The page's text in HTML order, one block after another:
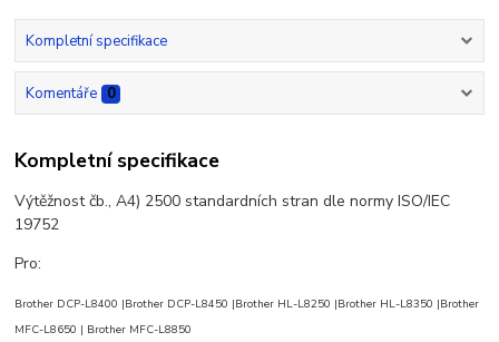
Kompletní specifikace
Komentáře 0
Kompletní specifikace
Výtěžnost čb., A4) 2500 standardních stran dle normy ISO/IEC
19752
Pro:
Brother DCP-L8400 |Brother DCP-L8450 |Brother HL-L8250 |Brother HL-L8350 |Brother
MFC-L8650 | Brother MFC-L8850